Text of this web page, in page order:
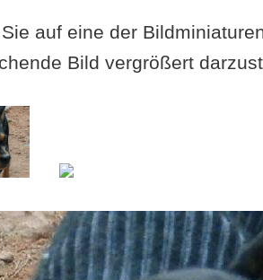
auf eine der
Bild vergrößert